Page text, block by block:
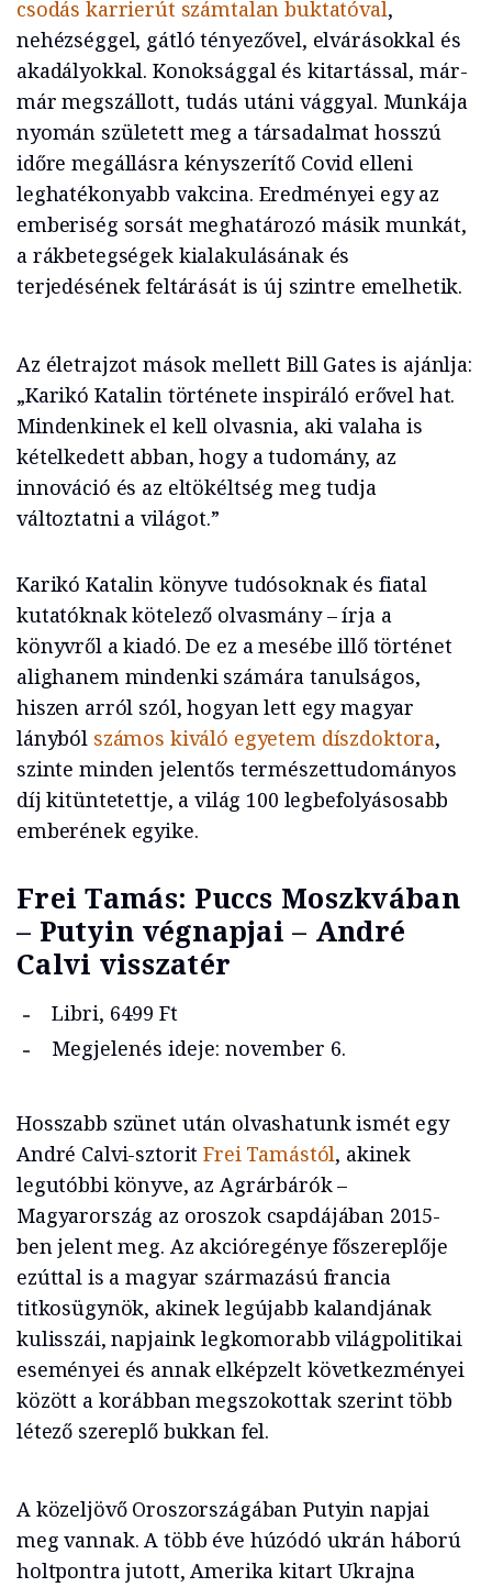
csodás karrierút számtalan buktatóval,
nehézséggel, gátló tényezővel, elvárásokkal és
akadályokkal. Konoksággal és kitartással, már-
már megszállott, tudás utáni vággyal. Munkája
nyomán született meg a társadalmat hosszú
időre megállásra kényszerítő Covid elleni
leghatékonyabb vakcina. Eredményei egy az
emberiség sorsát meghatározó másik munkát,
a rákbetegségek kialakulásának és
terjedésének feltárását is új szintre emelhetik.
Az életrajzot mások mellett Bill Gates is ajánlja:
„Karikó Katalin története inspiráló erővel hat.
Mindenkinek el kell olvasnia, aki valaha is
kételkedett abban, hogy a tudomány, az
innováció és az eltökéltség meg tudja
változtatni a világot.”
Karikó Katalin könyve tudósoknak és fiatal
kutatóknak kötelező olvasmány – írja a
könyvről a kiadó. De ez a mesébe illő történet
alighanem mindenki számára tanulságos,
hiszen arról szól, hogyan lett egy magyar
lányból számos kiváló egyetem díszdoktora,
szinte minden jelentős természettudományos
díj kitüntetettje, a világ 100 legbefolyásosabb
emberének egyike.
Frei Tamás: Puccs Moszkvában
– Putyin végnapjai – André
Calvi visszatér
Libri, 6499 Ft
Megjelenés ideje: november 6.
Hosszabb szünet után olvashatunk ismét egy
André Calvi-sztoritFrei Tamástól, akinek
legutóbbi könyve, az Agrárbárók –
Magyarország az oroszok csapdájában 2015-
ben jelent meg. Az akcióregénye főszereplője
ezúttal is a magyar származású francia
titkosügynök, akinek legújabb kalandjának
kulisszái, napjaink legkomorabb világpolitikai
eseményei és annak elképzelt következményei
között a korábban megszokottak szerint több
létező szereplő bukkan fel.
A közeljövő Oroszországában Putyin napjai
meg vannak. A több éve húzódó ukrán háború
holtpontra jutott, Amerika kitart Ukrajna